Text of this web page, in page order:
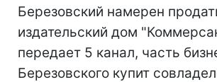
Березовский намерен
издательский дом
передает 5 канал, часть
Березовского купит